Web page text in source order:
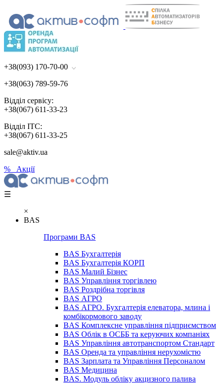
+38(093) 170-70-00
+38(063) 789-59-76
Відділ сервісу:
+38(067) 611-33-23
Відділ ІТС:
+38(067) 611-33-25
sale@aktiv.ua
% Акції
☰
×
BAS
Програми BAS
BAS Бухгалтерія
BAS Бухгалтерія КОРП
BAS Малий Бізнес
BAS Управління торгівлею
BAS Роздрібна торгівля
BAS АГРО
BAS АГРО. Бухгалтерія елеватора, млина і
комбікормового заводу
BAS Комплексне управління підприємством
BAS Облік в ОСББ та керуючих компаніях
BAS Управління автотранспортом Стандарт
BAS Оренда та управління нерухомістю
BAS Зарплата та Управління Персоналом
BAS Медицина
BAS. Модуль обліку акцизного палива